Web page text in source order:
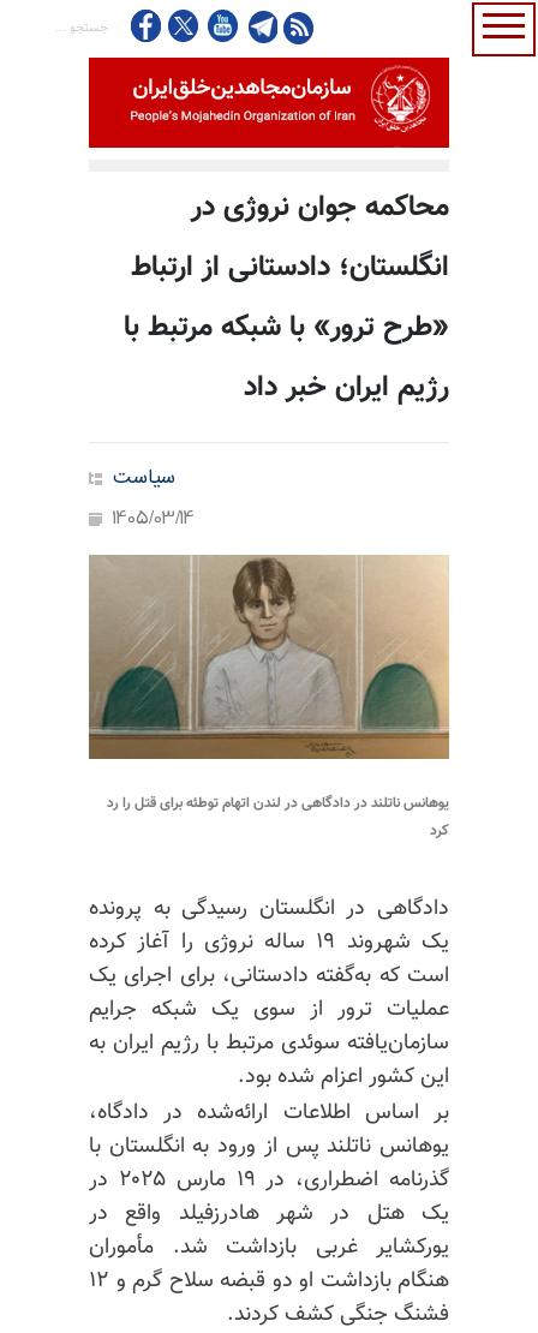
محاکمه جوان نروژی در
انگلستان؛ دادستانی از ارتباط
«طرح ترور» با شبکه مرتبط با
رژیم ایران خبر داد
سیاست
1405/03/14
یوهانس ناتلند در دادگاهی در لندن اتهام توطئه برای قتل را رد
کرد
دادگاهی در انگلستان رسیدگی به پرونده
یک شهروند ۱۹ ساله نروژی را آغاز کرده
است که به‌گفته دادستانی، برای اجرای یک
عملیات ترور از سوی یک شبکه جرایم
سازمان‌یافته سوئدی مرتبط با رژیم ایران به
این کشور اعزام شده بود.
بر اساس اطلاعات ارائه‌شده در دادگاه،
یوهانس ناتلند پس از ورود به انگلستان با
گذرنامه اضطراری، در ۱۹ مارس ۲۰۲۵ در
یک هتل در شهرهادرزفیلد واقع در
یورکشایر غربی بازداشت شد. مأموران
هنگام بازداشت او دو قبضه سلاح گرم و ۱۲
فشنگ جنگی کشف کردند.